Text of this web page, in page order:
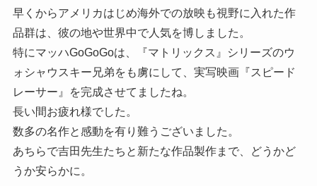
早くからアメリカはじめ海外での放映も視野に入れた作
品群は、彼の地や世界中で人気を博しました。
特にマッハGoGoGoは、『マトリックス』シリーズのウ
ォシャウスキー兄弟をも虜にして、実写映画『スピード
レーサー』を完成させてましたね。
長い間お疲れ様でした。
数多の名作と感動を有り難うございました。
あちらで吉田先生たちと新たな作品製作まで、どうかど
うか安らかに。